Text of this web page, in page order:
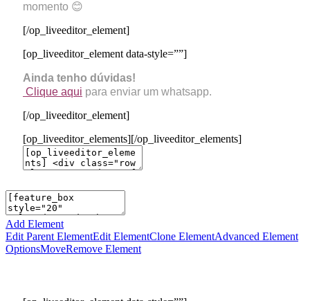
momento 😊
[/op_liveeditor_element]
[op_liveeditor_element data-style=””]
Ainda tenho dúvidas!
Clique aqui para enviar um whatsapp.
[/op_liveeditor_element]
[op_liveeditor_elements][/op_liveeditor_elements]
Add Element
Edit Parent ElementEdit ElementClone ElementAdvanced Element
OptionsMoveRemove Element